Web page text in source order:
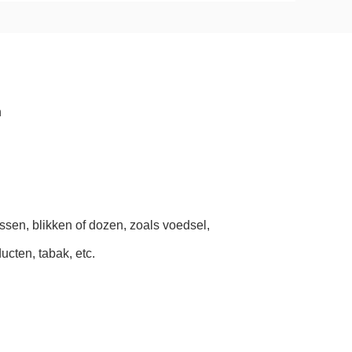
blikken of dozen, zoals voedsel,
tabak, etc.